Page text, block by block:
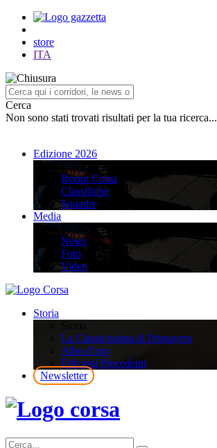
store
ITA
Cerca
Non sono stati trovati risultati per la tua ricerca...
Edizione 2026
Edizione 2026
Recap Corsa
Classifiche
Squadre
Media
Media
News
Foto
Video
Storia
La Classicissima di Primavera
Albo d’oro
Edizioni Precedenti
Newsletter